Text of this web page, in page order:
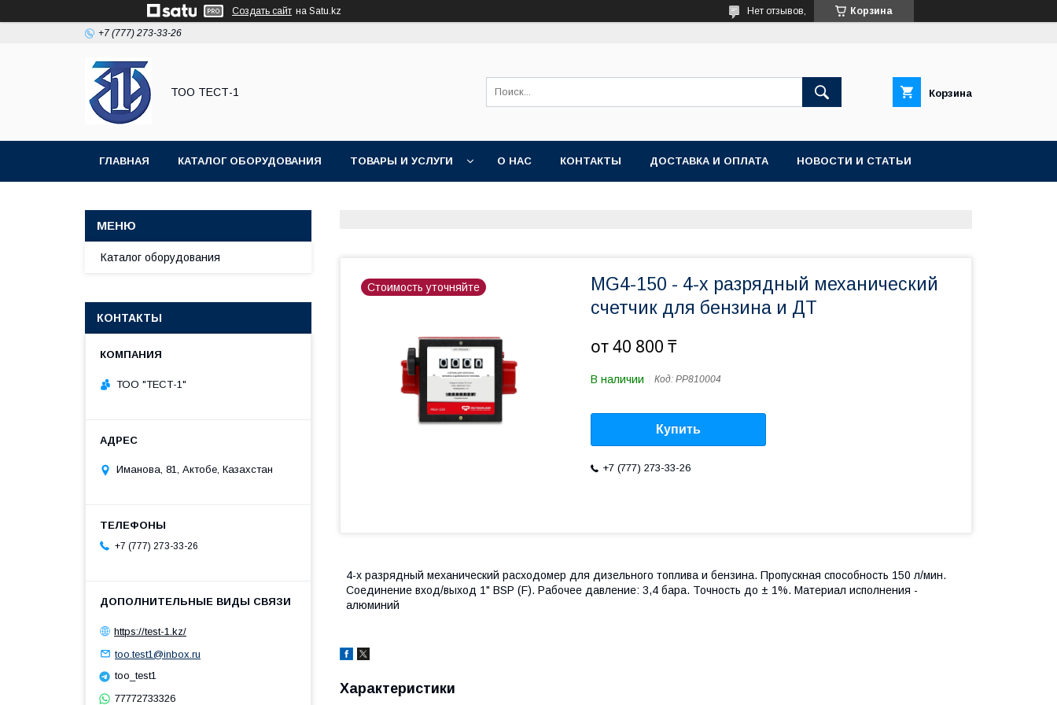
Создать сайт на Satu.kz Корзина
Нет отзывов,
+7 (777) 273-33-26
ТОО ТЕСТ-1 Корзина
ГЛАВНАЯ КАТАЛОГ ОБОРУДОВАНИЯ ТОВАРЫ И УСЛУГИ О НАС КОНТАКТЫ ДОСТАВКА И ОПЛАТА НОВОСТИ И СТАТЬИ
Стоимость уточняйте
MG4-150 - 4-х разрядный механический
счетчик для бензина и ДТ
от40 800 ₸
В наличии Код: PP810004
Купить
+7 (777) 273-33-26
4-х разрядный механический расходомер для дизельного топлива и бензина. Пропускная способность 150 л/мин.
Соединение вход/выход 1" BSP (F). Рабочее давление: 3,4 бара. Точность до ± 1%. Материал исполнения -
алюминий
Характеристики
Каталог оборудования
КОНТАКТЫ
ТОО "ТЕСТ-1"
Иманова, 81, Актобе, Казахстан
+7 (777) 273-33-26
https://test-1.kz/
too.test1@inbox.ru
too_test1
77772733326